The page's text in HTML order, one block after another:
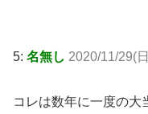
5: 名無し 2020/11/29(
コレは数年に一度の大